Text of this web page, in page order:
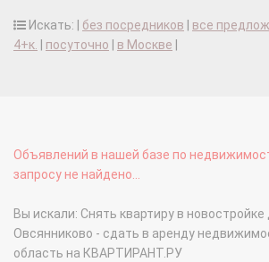
Искать: | без посредников все
4+к.
посуточно в Москве
Объявлений в нашей базе по
запросу не найдено...
Вы искали: Снять квартиру в новостройке
Овсянниково - сдать в аренду
область на КВАРТИРАНТ.РУ